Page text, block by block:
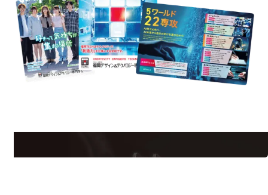
Information